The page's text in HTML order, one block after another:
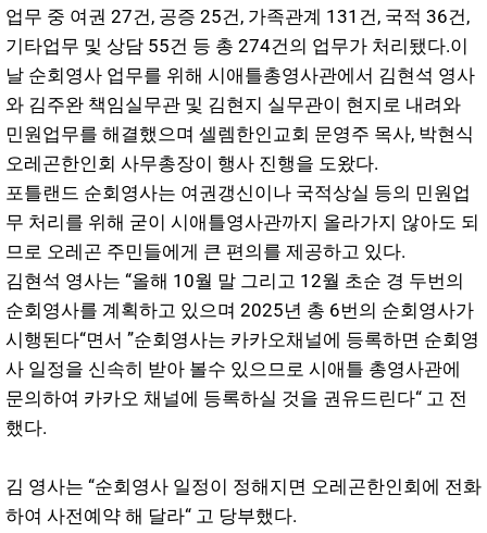
업무 중 여권 27건, 공증 25건, 가족관계 131건, 국적 36건,
기타업무 및 상담 55건 등 총 274건의 업무가 처리됐다.이
날 순회영사 업무를 위해 시애틀총영사관에서 김현석 영사
와 김주완 책임실무관 및 김현지 실무관이 현지로 내려와
민원업무를 해결했으며 셀렘한인교회 문영주 목사, 박현식
오레곤한인회 사무총장이 행사 진행을 도왔다.
포틀랜드 순회영사는 여권갱신이나 국적상실 등의 민원업
무 처리를 위해 굳이 시애틀영사관까지 올라가지 않아도 되
므로 오레곤 주민들에게 큰 편의를 제공하고 있다.
김현석 영사는 “올해 10월 말 그리고 12월 초순 경 두번의
순회영사를 계획하고 있으며 2025년 총 6번의 순회영사가
시행된다“면서 ”순회영사는 카카오채널에 등록하면 순회영
사 일정을 신속히 받아 볼수 있으므로 시애틀 총영사관에
문의하여 카카오 채널에 등록하실 것을 권유드린다“ 고 전
했다.
김 영사는 “순회영사 일정이 정해지면 오레곤한인회에 전화
하여 사전예약 해 달라“ 고 당부했다.